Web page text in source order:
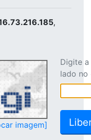
,
imagem]
Digite
lado no